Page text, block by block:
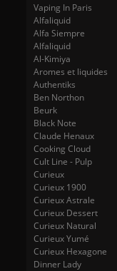
Vaping In Paris
Alfaliquid
Alfa Siempre
Alfaliquid
Al-Kimiya
Aromes et liquides
Authentiks
Ben Northon
Beurk
Black Note
Claude Henaux
Cooking Cloud
Cult Line - Pulp
Curieux
Curieux 1900
Curieux Astrale
Curieux Dessert
Curieux Natural
Curieux Yumé
Curieux Hexagone
Dinner Lady